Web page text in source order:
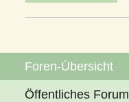
Foren-Übersicht
Öffentliches Forum